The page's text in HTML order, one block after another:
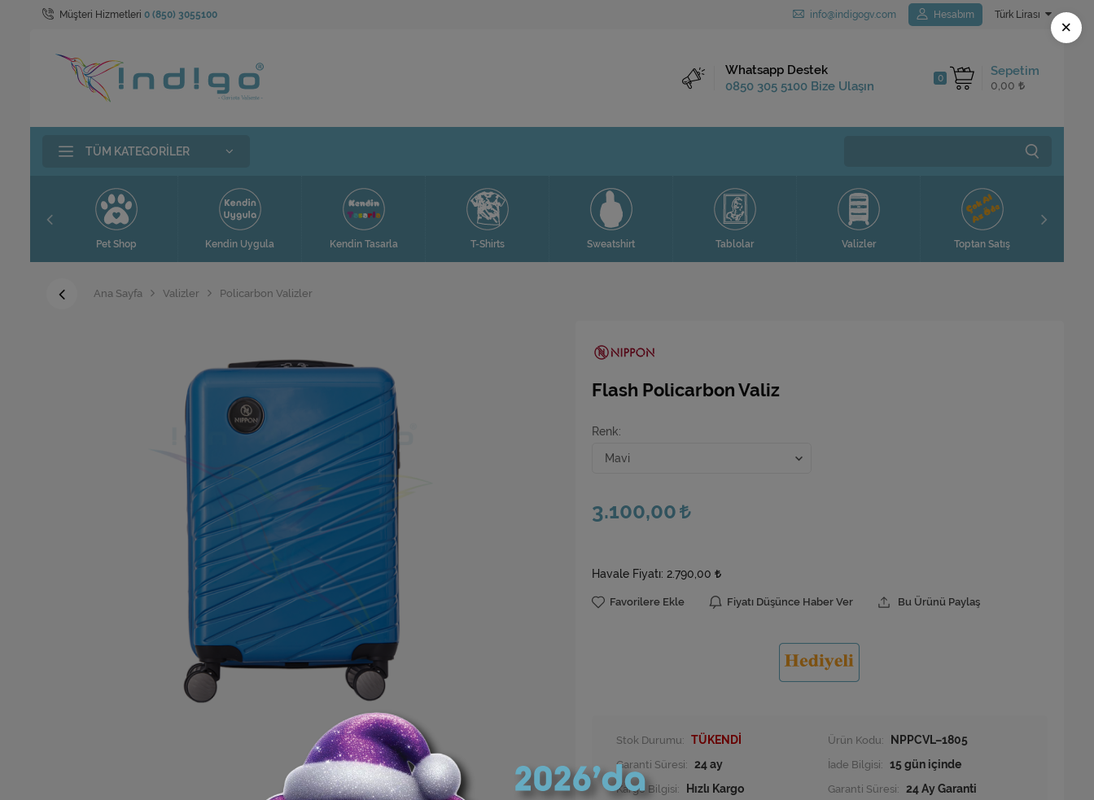
Müşteri Hizmetleri 0 (850) 3055100 info@indigogv.com Hesabım Türk Lirası
Sepetim
0
0,00
Kargo Bedava
1.250 TL ve Üzeri
Whatsapp Destek
0850 305 5100 Bize Ulaşın
TÜM KATEGORILER
Pet Shop Kendin Uygula Kendin Tasarla T-Shirts Sweatshirt Tablolar Valizler Toptan Satış
Ana Sayfa Valizler Policarbon Valizler
Flash Policarbon Valiz
Renk
3.100,00
Havale Fiyatı: 2.790,00
Favorilere Ekle Fiyatı Düşünce Haber Ver Bu Ürünü Paylaş
Stok Durumu: TÜKENDİ Ürün Kodu:
NPPCVL–1805
Garanti Süresi: 24 ay
İade Bilgisi:
Kargo Bilgisi:
Hızlı Kargo Garanti Süresi: 24 Ay Garanti
×